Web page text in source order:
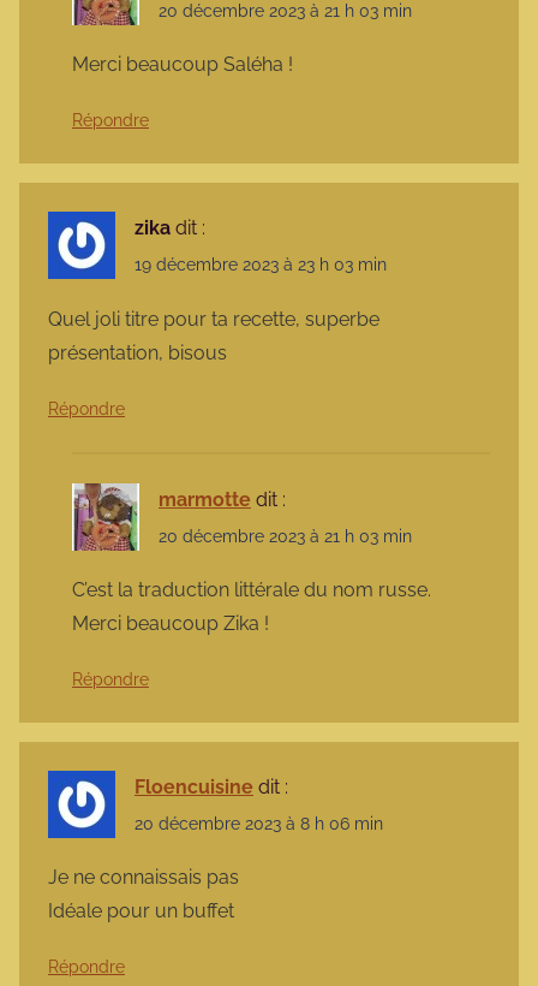
20 décembre 2023 à 21 h 03 min
Merci beaucoup Saléha !
Répondre
zika dit :
19 décembre 2023 à 23 h 03 min
Quel joli titre pour ta recette, superbe
présentation, bisous
Répondre
marmotte dit :
20 décembre 2023 à 21 h 03 min
C’est la traduction littérale du nom russe.
Merci beaucoup Zika !
Répondre
Floencuisine dit :
20 décembre 2023 à 8 h 06 min
Je ne connaissais pas
Idéale pour un buffet
Répondre